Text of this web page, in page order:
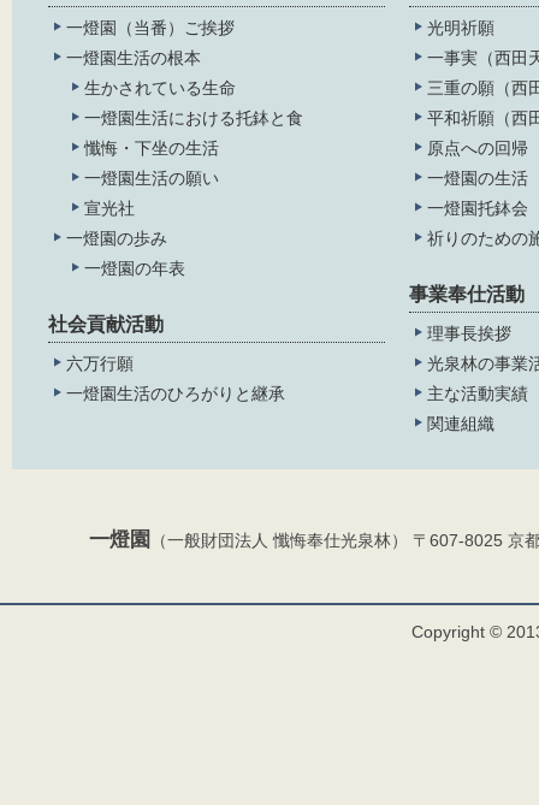
一燈園（当番）ご挨拶
一燈園生活の根本
生かされている生命
一燈園生活における托鉢と食
懺悔・下坐の生活
一燈園生活の願い
宣光社
一燈園の歩み
一燈園の年表
社会貢献活動
六万行願
一燈園生活のひろがりと継承
光明祈願
一事実（西田
三重の願（西
平和祈願（西
原点への回帰
一燈園の生活
一燈園托鉢会
祈りのための
事業奉仕活動
理事長挨拶
光泉林の事業
主な活動実績
関連組織
一燈園 （一般財団法人 懺悔奉仕光泉林） 〒607-8025
Copyright ©